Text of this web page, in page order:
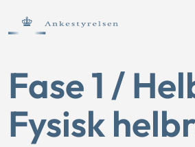
Fase 1 /
Fysisk